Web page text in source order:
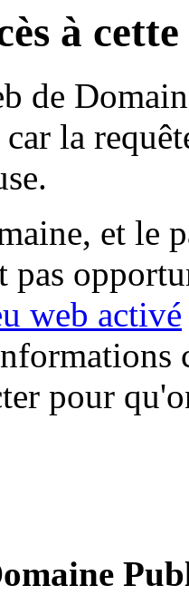
à
de
la
et le
pas
web activé
pour